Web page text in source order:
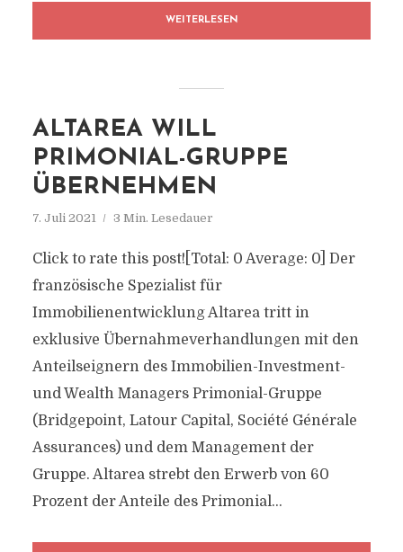
WEITERLESEN
ALTAREA WILL
PRIMONIAL-GRUPPE
ÜBERNEHMEN
7. Juli 2021 3 Min. Lesedauer
Click to rate this post![Total: 0 Average: 0] Der
französische Spezialist für
Immobilienentwicklung Altarea tritt in
exklusive Übernahmeverhandlungen mit den
Anteilseignern des Immobilien-Investment-
und Wealth Managers Primonial-Gruppe
(Bridgepoint, Latour Capital, Société Générale
Assurances) und dem Management der
Gruppe. Altarea strebt den Erwerb von 60
Prozent der Anteile des Primonial...